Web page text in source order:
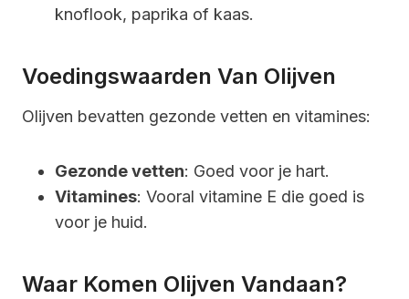
knoflook, paprika of kaas.
Voedingswaarden Van Olijven
Olijven bevatten gezonde vetten en vitamines:
Gezonde vetten: Goed voor je hart.
Vitamines: Vooral vitamine E die goed is
voor je huid.
Waar Komen Olijven Vandaan?